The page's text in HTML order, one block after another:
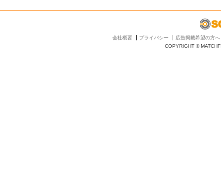
会社概要 プライバシー
広告掲載希望の方へ
COPYRIGHT ©